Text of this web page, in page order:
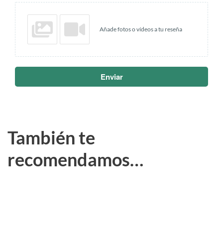
Añade fotos o vídeos a tu reseña
Enviar
También te
recomendamos…